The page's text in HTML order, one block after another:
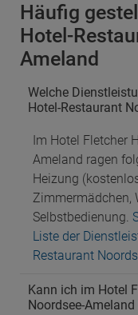
Häufig
Hotel-
Ameland
Welche
Hotel-Restaurant
Im Hotel Fletcher
Ameland ragen
Heizung
Zimmermädchen,
Selbstbedienung.
Liste der
Restaurant
Kann ich im Hotel
Noordsee-